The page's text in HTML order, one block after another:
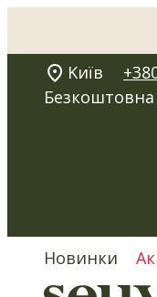
Kиїв
Безкоштовна
Новинки